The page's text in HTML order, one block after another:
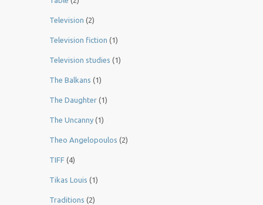
Television (2)
Television fiction (1)
Television studies (1)
The Balkans (1)
The Daughter (1)
The Uncanny (1)
Theo Angelopoulos (2)
TIFF (4)
Tikas Louis (1)
Traditions (2)